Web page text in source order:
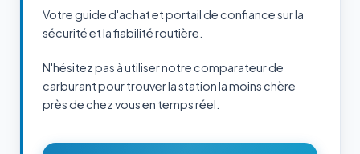
Votre guide d'achat et portail de confiance sur la
sécurité et la fiabilité routière.
N'hésitez pas à utiliser notre comparateur de
carburant pour trouver la station la moins chère
près de chez vous en temps réel.